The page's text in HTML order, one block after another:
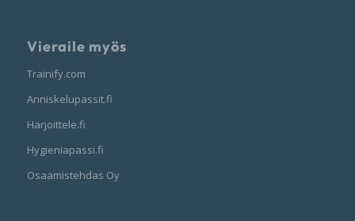
Vieraile myös
Trainify.com
Anniskelupassit.fi
Harjoittele.fi
Hygieniapassi.fi
Osaamistehdas Oy